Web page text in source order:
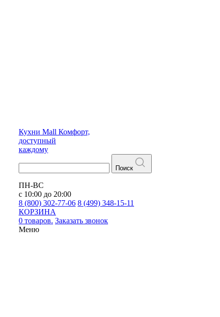
Кухни Mall Комфорт,
доступный
каждому
Поиск
ПН-ВС
с 10:00 до 20:00
8 (800) 302-77-06 8 (499) 348-15-11
КОРЗИНА
0 товаров. Заказать звонок
Меню